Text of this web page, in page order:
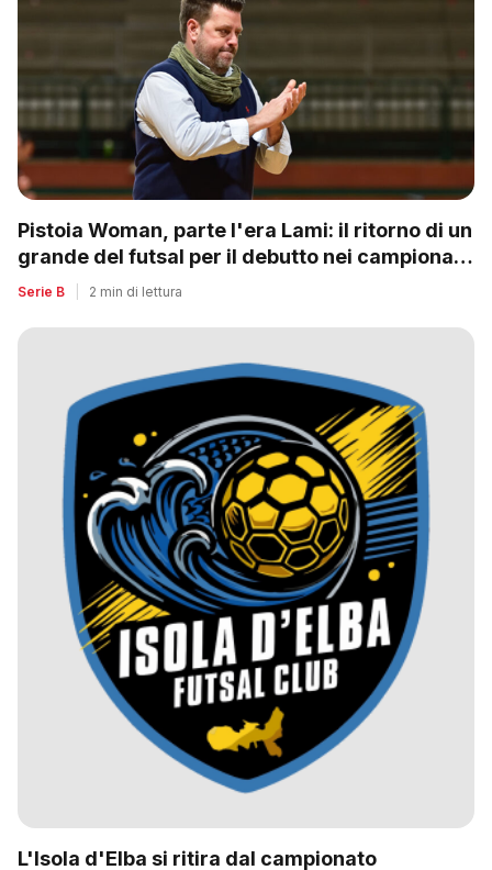
Pistoia Woman, parte l'era Lami: il ritorno di un
grande del futsal per il debutto nei campionati
nazionali
Serie B 2 min di lettura
L'Isola d'Elba si ritira dal campionato